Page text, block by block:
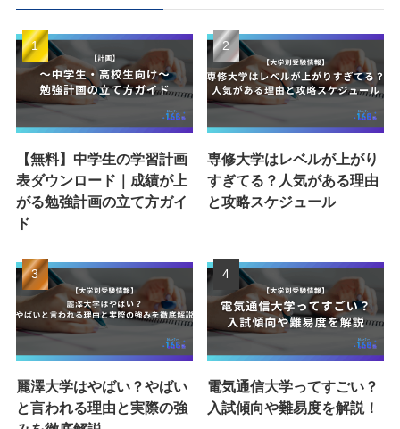
【無料】中学生の学習計画
表ダウンロード｜成績が上
がる勉強計画の立て方ガイ
ド
専修大学はレベルが上がり
すぎてる？人気がある理由
と攻略スケジュール
麗澤大学はやばい？やばい
と言われる理由と実際の強
電気通信大学ってすごい？
入試傾向や難易度を解説！